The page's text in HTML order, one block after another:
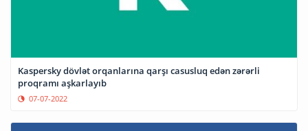
Kaspersky dövlət orqanlarına qarşı casusluq edən zərərli
proqramı aşkarlayıb
07-07-2022